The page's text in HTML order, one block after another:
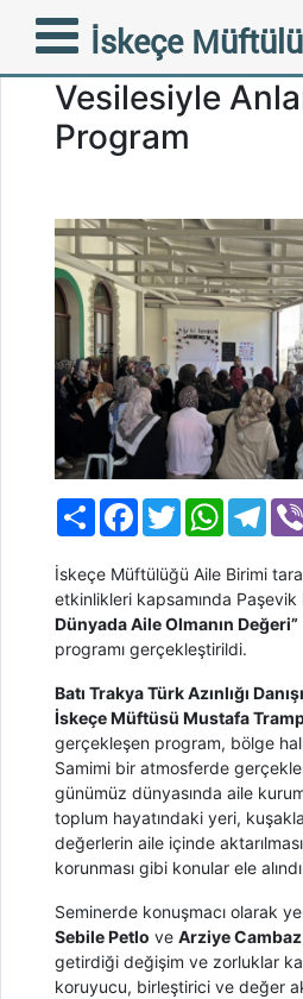
İskeçe
İskeçe
Birimi’nden
Vesilesiyle
Program
PaylaşFacebook
TwitterWhatsApp
İskeçe Müftülüğü Aile Birimi
etkinlikleri kapsamında
Dünyada Aile Olmanın Değeri”
programı gerçekleştirildi.
Batı Trakya Türk Azınlığı
İskeçe Müftüsü Mustafa
gerçekleşen program, bölge
Samimi bir atmosferde
günümüz dünyasında aile
toplum hayatındaki yeri,
değerlerin aile içinde
korunması gibi konular ele
Seminerde konuşmacı olarak
Sebile Petlo ve Arziye Cambaz
getirdiği değişim ve zorluklar
koruyucu, birleştirici ve değer